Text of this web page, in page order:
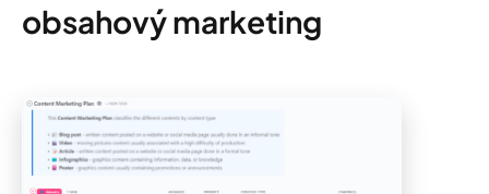
obsahový marketing